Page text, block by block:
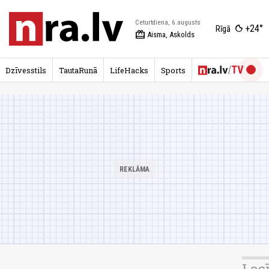
Ceturtdiena, 6.augusts
redeem Aisma, Askolds
Rīgā +24°
Dzīvesstils TautaRunā LifeHacks Sports